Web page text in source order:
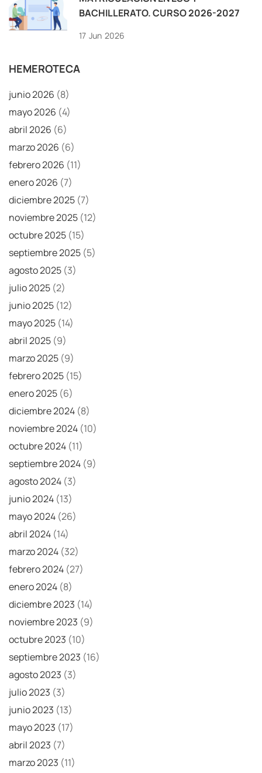
BACHILLERATO. CURSO 2026-2027
17 Jun 2026
HEMEROTECA
junio 2026 (8)
mayo 2026 (4)
abril 2026 (6)
marzo 2026 (6)
febrero 2026 (11)
enero 2026 (7)
diciembre 2025 (7)
noviembre 2025 (12)
octubre 2025 (15)
septiembre 2025 (5)
agosto 2025 (3)
julio 2025 (2)
junio 2025 (12)
mayo 2025 (14)
abril 2025 (9)
marzo 2025 (9)
febrero 2025 (15)
enero 2025 (6)
diciembre 2024 (8)
noviembre 2024 (10)
octubre 2024 (11)
septiembre 2024 (9)
agosto 2024 (3)
junio 2024 (13)
mayo 2024 (26)
abril 2024 (14)
marzo 2024 (32)
febrero 2024 (27)
enero 2024 (8)
diciembre 2023 (14)
noviembre 2023 (9)
octubre 2023 (10)
septiembre 2023 (16)
agosto 2023 (3)
julio 2023 (3)
junio 2023 (13)
mayo 2023 (17)
abril 2023 (7)
marzo 2023 (11)